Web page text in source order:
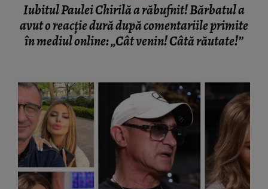
Iubitul Paulei Chirilă a răbufnit! Bărbatul a
avut o reacție dură după comentariile primite
în mediul online: „Cât venin! Câtă răutate!”